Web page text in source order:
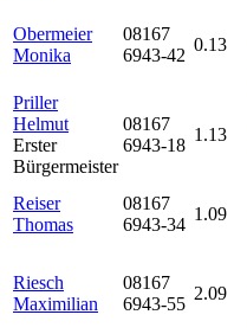
Obermeier
Monika
08167
6943-42
0.13
Priller
Helmut
Erster
Bürgermeister
08167
6943-18
1.13
Reiser
Thomas
08167
6943-34
1.09
Riesch
Maximilian
08167
6943-55
2.09